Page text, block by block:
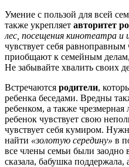
Умение с пользой для всей
также укрепляет авторитет
лес, посещения кинотеатра и
чувствует себя
приобщают к семейным
Не забывайте хвалить своих
Встречаются родители,
ребенка беседами. Вредны
ребенком, а также
ребенок чувствует свою
чувствует себя кумиром.
найти «золотую середину» в
все члены семьи были заодно
сказала, бабушка